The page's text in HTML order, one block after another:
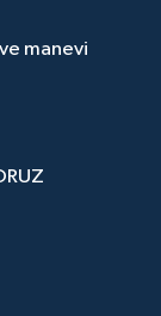
manevi